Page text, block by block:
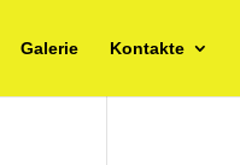
Galerie Kontakte